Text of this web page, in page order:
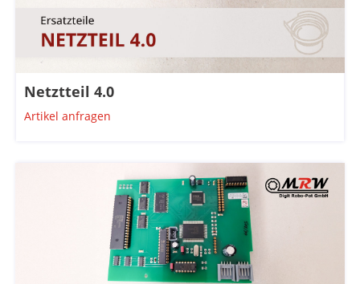
Netztteil 4.0
Artikel anfragen